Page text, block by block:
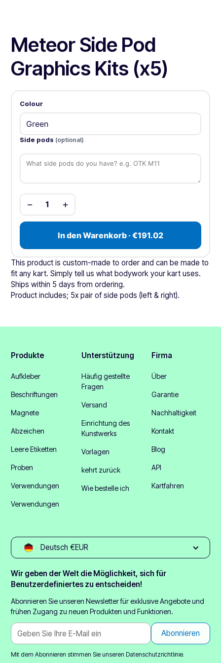
Meteor Side Pod
Graphics Kits (x5)
Colour
Side pods (optional)
− 1 +
In den Warenkorb · €191.02
This product is custom-made to order and can be made to
fit any kart. Simply tell us what bodywork your kart uses.
Ships within 5 days from ordering.
Product includes; 5x pair of side pods (left & right).
Produkte
Aufkleber
Beschriftungen
Magnete
Abzeichen
Leere Etiketten
Proben
Verwendungen
Verwendungen
Unterstützung
Häufig gestellte
Fragen
Versand
Einrichtung des
Kunstwerks
Vorlagen
kehrt zurück
Wie bestelle ich
Firma
Über
Garantie
Nachhaltigkeit
Kontakt
Blog
API
Kartfahren
Deutsch €EUR
Wir geben der Welt die Möglichkeit, sich für
Benutzerdefiniertes zu entscheiden!
Abonnieren Sie unseren Newsletter für exklusive Angebote und
frühen Zugang zu neuen Produkten und Funktionen.
Mit dem Abonnieren stimmen Sie unserenDatenschutzrichtlinie.